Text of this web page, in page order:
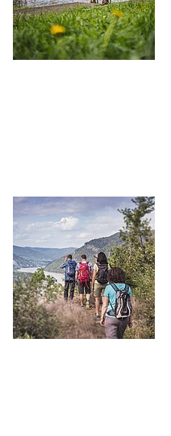
Social Affairs,
& Identity
Equality, Youth and
Climate Change, Public